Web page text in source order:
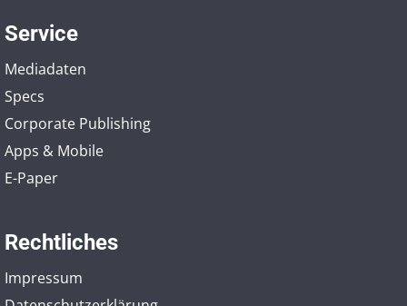
Service
Mediadaten
Specs
Corporate Publishing
Apps & Mobile
E-Paper
Rechtliches
Impressum